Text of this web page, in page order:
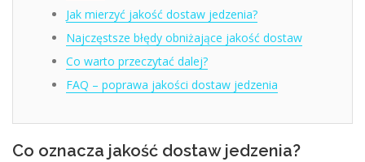
Jak mierzyć jakość dostaw jedzenia?
Najczęstsze błędy obniżające jakość dostaw
Co warto przeczytać dalej?
FAQ – poprawa jakości dostaw jedzenia
Co oznacza jakość dostaw jedzenia?